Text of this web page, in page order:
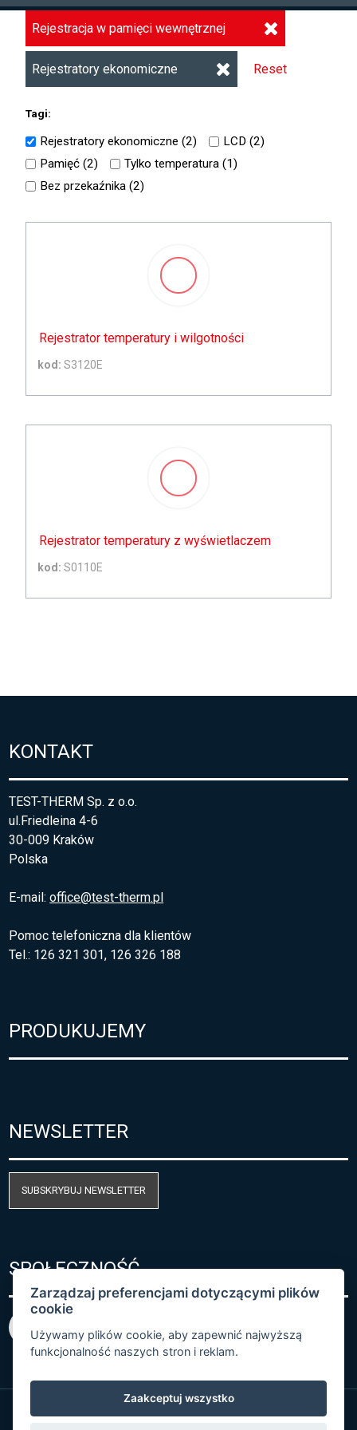
Rejestracja w pamięci wewnętrznej
Rejestratory ekonomiczne Reset
Tagi:
Rejestratory ekonomiczne (2) LCD (2)
Pamięć (2) Tylko temperatura (1)
Bez przekaźnika (2)
Rejestrator temperatury i wilgotności
kod: S3120E
Rejestrator temperatury z wyświetlaczem
kod: S0110E
KONTAKT
TEST-THERM Sp. z o.o.
ul.Friedleina 4-6
30-009 Kraków
Polska
E-mail:office@test-therm.pl
Pomoc telefoniczna dla klientów
Tel.: 126 321 301, 126 326 188
PRODUKUJEMY
NEWSLETTER
SUBSKRYBUJ NEWSLETTER
SPOŁECZNOŚĆ
Zarządzaj preferencjami dotyczącymi plików
cookie
Używamy plików cookie, aby zapewnić najwyższą
funkcjonalność naszych stron i reklam.
Zaakceptuj wszystko